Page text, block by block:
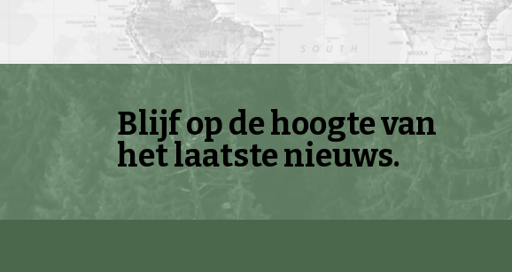
Blijf op de hoogte van
het laatste nieuws.